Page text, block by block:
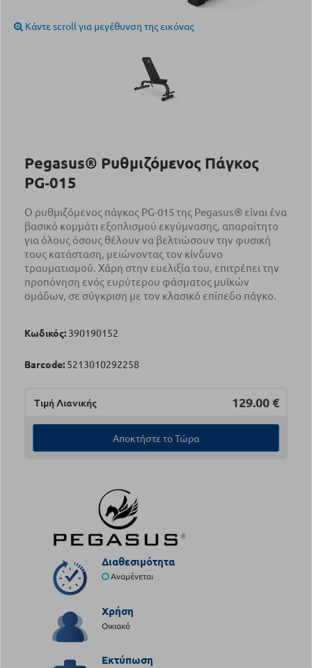
Κάντε scroll για μεγέθυνση της εικόνας
Pegasus® Ρυθμιζόμενος Πάγκος
PG‑015
Ο ρυθμιζόμενος πάγκος PG-015 της Pegasus® είναι ένα
βασικό κομμάτι εξοπλισμού εκγύμνασης, απαραίτητο
για όλους όσους θέλουν να βελτιώσουν την φυσική
τους κατάσταση, μειώνοντας τον κίνδυνο
τραυματισμού. Χάρη στην ευελιξία του, επιτρέπει την
προπόνηση ενός ευρύτερου φάσματος μυϊκών
ομάδων, σε σύγκριση με τον κλασικό επίπεδο πάγκο.
Κωδικός: 390190152
Barcode: 5213010292258
Τιμή Λιανικής 129.00 €
Αποκτήστε το Τώρα
Διαθεσιμότητα
Αναμένεται
Χρήση
Οικιακό
Εκτύπωση